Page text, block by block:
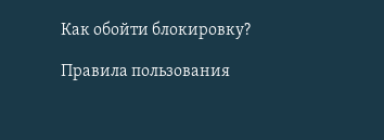
Как обойти блокировку?
Правила пользования